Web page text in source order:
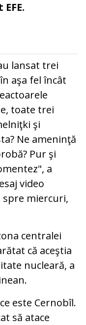
lansat trei
aşa fel încât
toate trei
şi
Ne ameninţă
Pur şi
a
video
miercuri,
centralei
că aceştia
nucleară, a
este Cernobîl.
să atace